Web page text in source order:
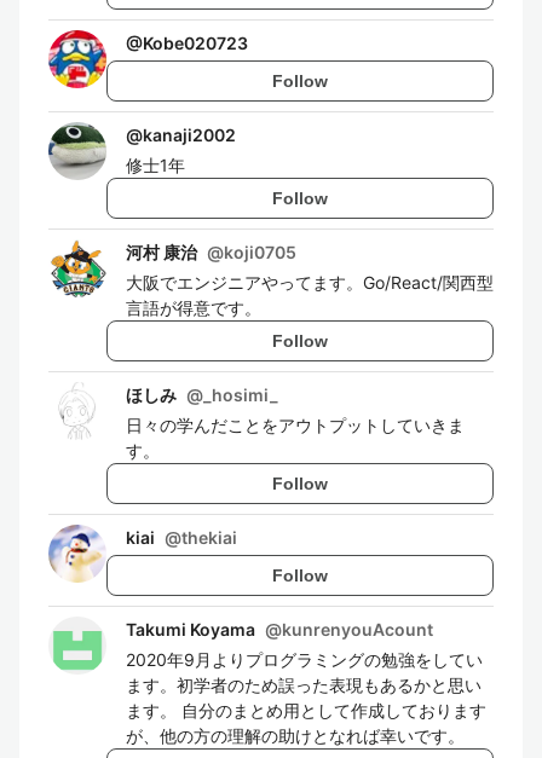
@Kobe020723
Follow
@kanaji2002
修士1年
Follow
河村 康治 @koji0705
大阪でエンジニアやってます。Go/React/関西型
言語が得意です。
Follow
ほしみ @ _hosimi_
日々の学んだことをアウトプットしていきま
す。
Follow
kiai @thekiai
Follow
Takumi Koyama @kunrenyouAcount
2020年9月よりプログラミングの勉強をしてい
ます。初学者のため誤った表現もあるかと思い
ます。 自分のまとめ用として作成しております
が、他の方の理解の助けとなれば幸いです。